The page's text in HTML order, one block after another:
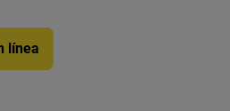
línea